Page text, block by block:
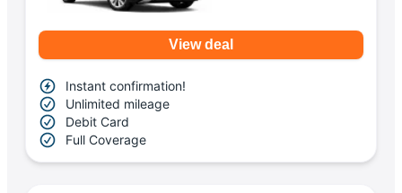
View deal
Instant confirmation!
Unlimited mileage
Debit Card
Full Coverage